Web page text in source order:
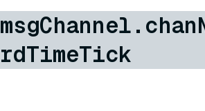
rdTimeTick